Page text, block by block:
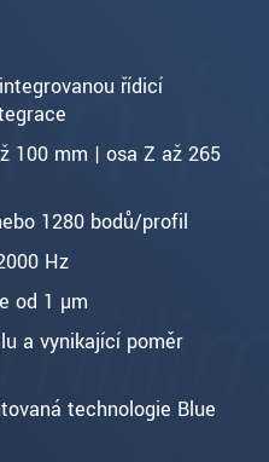
řídicí
100 mm | osa Z až 265
1280 bodů/profil
Hz
od 1 µm
a vynikající poměr
technologie Blue